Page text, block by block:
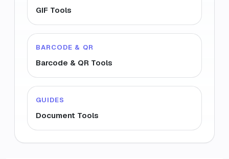
GIF Tools
BARCODE & QR
Barcode & QR Tools
GUIDES
Document Tools